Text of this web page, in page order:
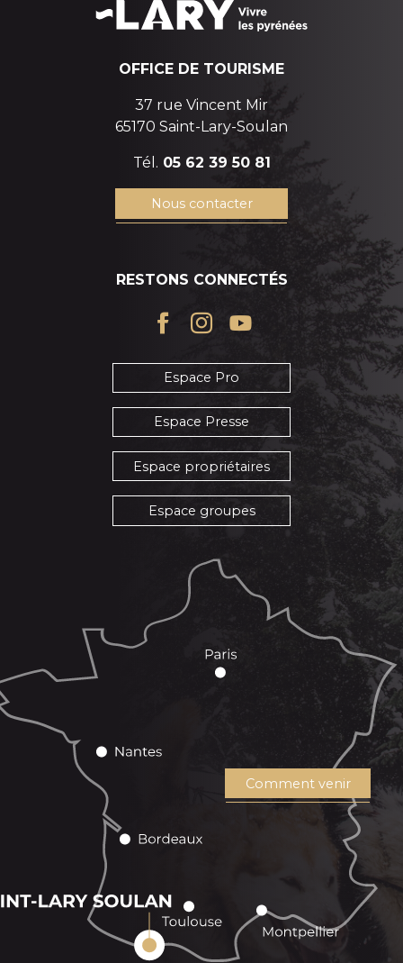
OFFICE DE TOURISME
37 rue Vincent Mir
65170 Saint-Lary-Soulan
Tél. 05 62 39 50 81
Nous contacter
RESTONS CONNECTÉS
Espace Pro
Espace Presse
Espace propriétaires
Espace groupes
Comment venir